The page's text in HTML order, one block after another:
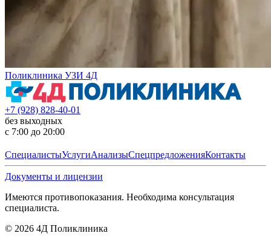
Поликлиника УЗИ 4Д
+7 (928) 828-40-01
без выходных
с 7:00 до 20:00
СпециалистыУслугиАнализыСпецпредложенияКонтакты
Документы и лицензии
Имеются противопоказания. Необходима консультация
специалиста.
© 2026 4Д Поликлиника